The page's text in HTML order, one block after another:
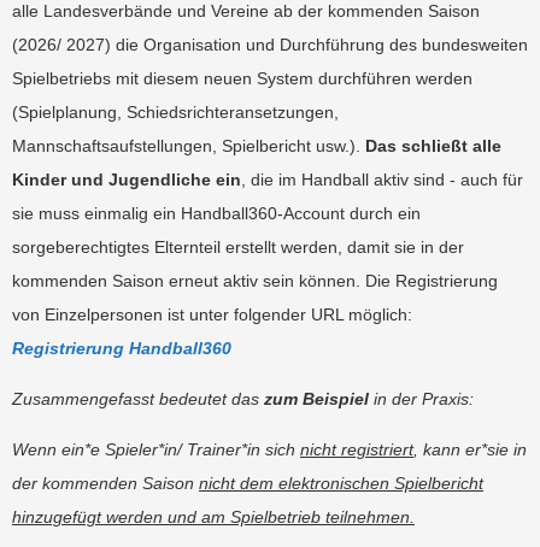
alle Landesverbände und Vereine ab der kommenden Saison
(2026/ 2027) die Organisation und Durchführung des bundesweiten
Spielbetriebs mit diesem neuen System durchführen werden
(Spielplanung, Schiedsrichteransetzungen,
Mannschaftsaufstellungen, Spielbericht usw.). Das schließt alle
Kinder und Jugendliche ein , die im Handball aktiv sind - auch für
sie muss einmalig ein Handball360-Account durch ein
sorgeberechtigtes Elternteil erstellt werden, damit sie in der
kommenden Saison erneut aktiv sein können. Die Registrierung
von Einzelpersonen ist unter folgender URL möglich:
Registrierung Handball360
Zusammengefasst bedeutet das zum Beispiel in der Praxis:
Wenn ein*e Spieler*in/ Trainer*in sich nicht registriert, kann er*sie in
der kommenden Saison nicht dem elektronischen Spielbericht
hinzugefügt werden und am Spielbetrieb teilnehmen.